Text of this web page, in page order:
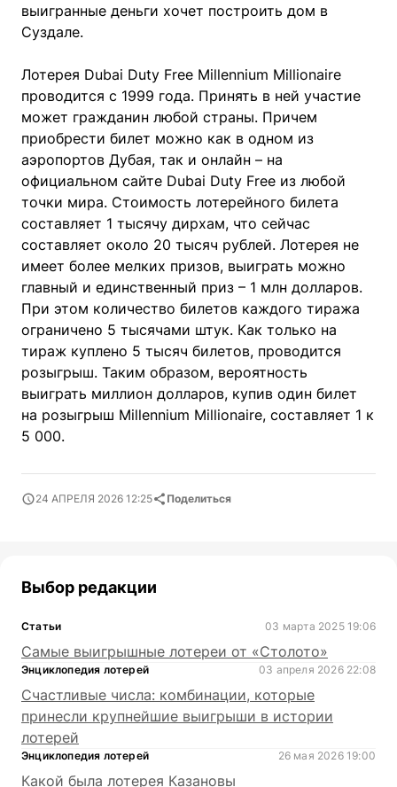
выигранные деньги хочет построить дом в
Суздале.
Лотерея Dubai Duty Free Millennium Millionaire
проводится с 1999 года. Принять в ней участие
может гражданин любой страны. Причем
приобрести билет можно как в одном из
аэропортов Дубая, так и онлайн – на
официальном сайте Dubai Duty Free из любой
точки мира. Стоимость лотерейного билета
составляет 1 тысячу дирхам, что сейчас
составляет около 20 тысяч рублей. Лотерея не
имеет более мелких призов, выиграть можно
главный и единственный приз – 1 млн долларов.
При этом количество билетов каждого тиража
ограничено 5 тысячами штук. Как только на
тираж куплено 5 тысяч билетов, проводится
розыгрыш. Таким образом, вероятность
выиграть миллион долларов, купив один билет
на розыгрыш Millennium Millionaire, составляет 1 к
5 000.
24 АПРЕЛЯ 2026 12:25 Поделиться
Выбор редакции
Статьи 03 марта 2025 19:06
Самые выигрышные лотереи от «Столото»
Энциклопедия лотерей 03 апреля 2026 22:08
Счастливые числа: комбинации, которые
принесли крупнейшие выигрыши в истории
лотерей
Энциклопедия лотерей 26 мая 2026 19:00
Какой была лотерея Казановы